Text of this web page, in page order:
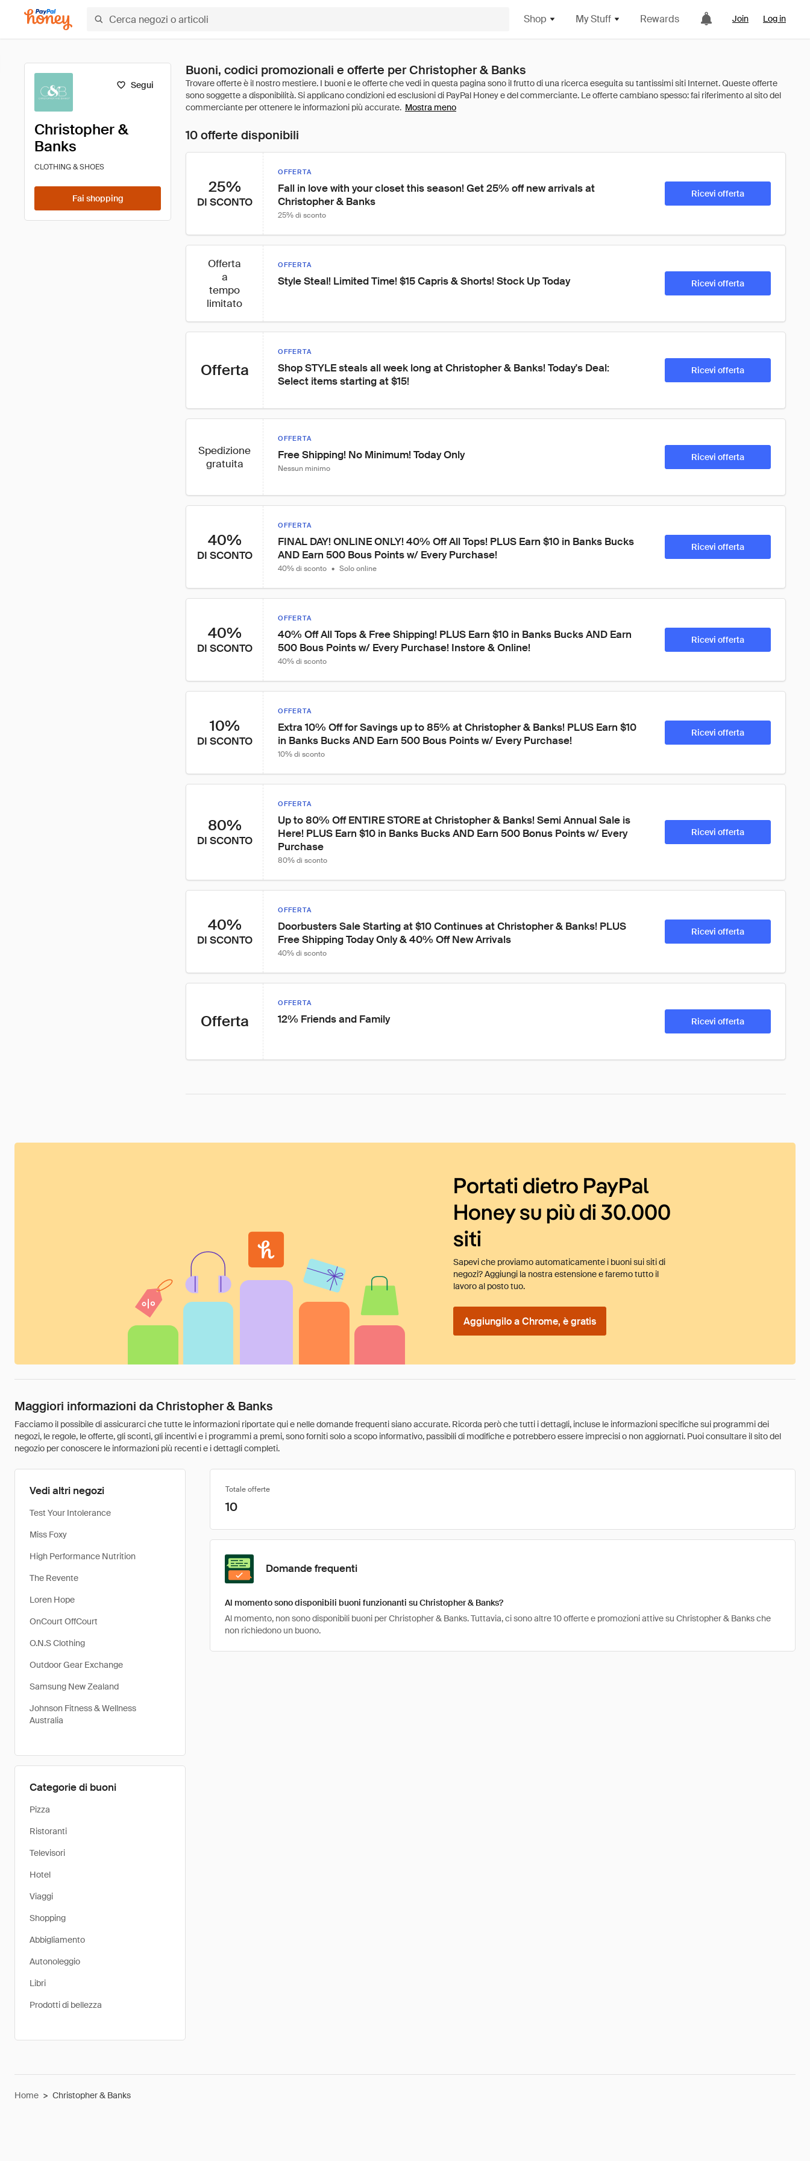
Shop My Stuff Rewards Join Log in
Segui
Christopher &
Banks
CLOTHING & SHOES
Fai shopping
Buoni, codici promozionali e offerte per Christopher & Banks
Mostra meno
10 offerte disponibili
25%
DI SCONTO
OFFERTA
Fall in love with your closet this season! Get 25% off new arrivals at
Christopher & Banks
25% di sconto
Ricevi offerta
Offerta
a
tempo
limitato
OFFERTA
Style Steal! Limited Time! $15 Capris & Shorts! Stock Up Today Ricevi offerta
Offerta
OFFERTA
Shop STYLE steals all week long at Christopher & Banks! Today's Deal:
Select items starting at $15!
Ricevi offerta
Spedizione
gratuita
OFFERTA
Free Shipping! No Minimum! Today Only
Nessun minimo
Ricevi offerta
40%
DI SCONTO
OFFERTA
FINAL DAY! ONLINE ONLY! 40% Off All Tops! PLUS Earn $10 in Banks Bucks
AND Earn 500 Bous Points w/ Every Purchase!
40% di sconto • Solo online
Ricevi offerta
40%
DI SCONTO
OFFERTA
40% Off All Tops & Free Shipping! PLUS Earn $10 in Banks Bucks AND Earn
500 Bous Points w/ Every Purchase! Instore & Online!
40% di sconto
Ricevi offerta
10%
DI SCONTO
OFFERTA
Extra 10% Off for Savings up to 85% at Christopher & Banks! PLUS Earn $10
in Banks Bucks AND Earn 500 Bous Points w/ Every Purchase!
10% di sconto
Ricevi offerta
80%
DI SCONTO
OFFERTA
Up to 80% Off ENTIRE STORE at Christopher & Banks! Semi Annual Sale is
Here! PLUS Earn $10 in Banks Bucks AND Earn 500 Bonus Points w/ Every
Purchase
80% di sconto
Ricevi offerta
40%
DI SCONTO
OFFERTA
Doorbusters Sale Starting at $10 Continues at Christopher & Banks! PLUS
Free Shipping Today Only & 40% Off New Arrivals
40% di sconto
Ricevi offerta
Offerta
OFFERTA
12% Friends and Family Ricevi offerta
Portati dietro PayPal
Honey su più di 30.000
siti
Sapevi che proviamo automaticamente i buoni sui siti di
negozi? Aggiungi la nostra estensione e faremo tutto il
lavoro al posto tuo.
Aggiungilo a Chrome, è gratis
Maggiori informazioni da Christopher & Banks
Facciamo il possibile di assicurarci che tutte le informazioni riportate qui e nelle domande frequenti siano accurate. Ricorda però che tutti i dettagli, incluse le informazioni specifiche sui programmi dei
negozi, le regole, le offerte, gli sconti, gli incentivi e i programmi a premi, sono forniti solo a scopo informativo, passibili di modifiche e potrebbero essere imprecisi o non aggiornati. Puoi consultare il sito del
negozio per conoscere le informazioni più recenti e i dettagli completi.
Vedi altri negozi
Test Your Intolerance
Miss Foxy
High Performance Nutrition
The Revente
Loren Hope
OnCourt OffCourt
O.N.S Clothing
Outdoor Gear Exchange
Samsung New Zealand
Johnson Fitness & Wellness
Australia
Categorie di buoni
Pizza
Ristoranti
Televisori
Hotel
Viaggi
Shopping
Abbigliamento
Autonoleggio
Libri
Prodotti di bellezza
Totale offerte
10
Domande frequenti
Al momento sono disponibili buoni funzionanti su Christopher & Banks?
Al momento, non sono disponibili buoni per Christopher & Banks. Tuttavia, ci sono altre 10 offerte e promozioni attive su Christopher & Banks che
non richiedono un buono.
Home > Christopher & Banks